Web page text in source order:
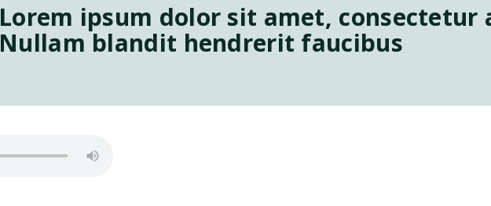
Lorem ipsum dolor sit amet, consectetur
Nullam blandit hendrerit faucibus